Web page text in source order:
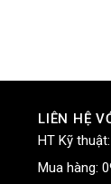
LIÊN HỆ
HT Kỹ thuật:
Mua hàng: